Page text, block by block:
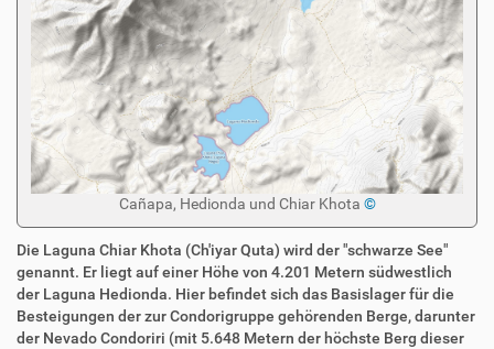
Cañapa, Hedionda und Chiar Khota ©
Die Laguna Chiar Khota (Ch'iyar Quta) wird der "schwarze See"
genannt. Er liegt auf einer Höhe von 4.201 Metern südwestlich
der Laguna Hedionda. Hier befindet sich das Basislager für die
Besteigungen der zur Condorigruppe gehörenden Berge, darunter
der Nevado Condoriri (mit 5.648 Metern der höchste Berg dieser